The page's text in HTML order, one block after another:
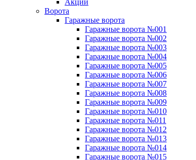
Акции
Ворота
Гаражные ворота
Гаражные ворота №001
Гаражные ворота №002
Гаражные ворота №003
Гаражные ворота №004
Гаражные ворота №005
Гаражные ворота №006
Гаражные ворота №007
Гаражные ворота №008
Гаражные ворота №009
Гаражные ворота №010
Гаражные ворота №011
Гаражные ворота №012
Гаражные ворота №013
Гаражные ворота №014
Гаражные ворота №015